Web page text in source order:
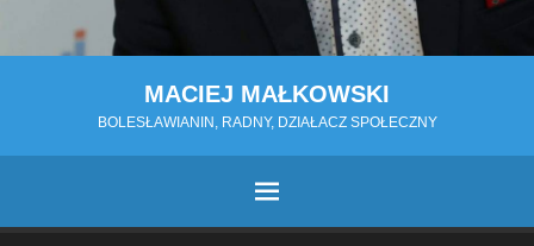
MACIEJ MAŁKOWSKI
BOLESŁAWIANIN, RADNY, DZIAŁACZ SPOŁECZNY
MENU